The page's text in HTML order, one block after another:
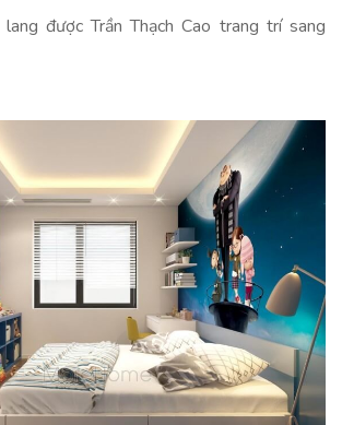
lang được Trần Thạch Cao trang trí sang